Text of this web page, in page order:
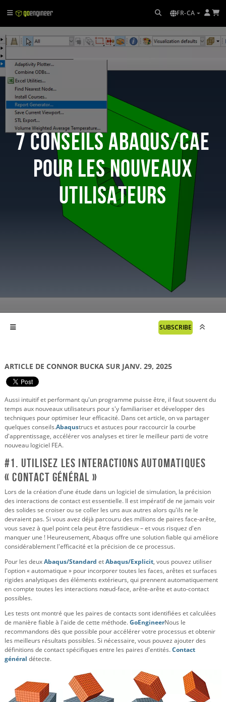
FR-CA
7 conseils Abaqus/CAE
pour les nouveaux
utilisateurs
SUBSCRIBE
ARTICLE DE CONNOR BUCKA SUR JANV. 29, 2025
Aussi intuitif et performant qu'un programme puisse être, il faut souvent du
temps aux nouveaux utilisateurs pour s'y familiariser et développer des
techniques pour optimiser leur efficacité. Dans cet article, on va partager
quelques conseils.Abaqustrucs et astuces pour raccourcir la courbe
d'apprentissage, accélérer vos analyses et tirer le meilleur parti de votre
nouveau logiciel FEA.
#1. Utilisez les interactions automatiques
« Contact général »
Lors de la création d'une étude dans un logiciel de simulation, la précision
des interactions de contact est essentielle. Il est impératif de ne jamais voir
des solides se croiser ou se coller les uns aux autres alors qu'ils ne le
devraient pas. Si vous avez déjà parcouru des millions de paires face-arête,
vous savez à quel point cela peut être fastidieux – et vous risquez d'en
manquer une ! Heureusement, Abaqus offre une solution fiable qui améliore
considérablement l'efficacité et la précision de ce processus.
Pour les deuxAbaqus/Standard etAbaqus/Explicit, vous pouvez utiliser
l'option « automatique » pour incorporer toutes les faces, arêtes et surfaces
rigides analytiques des éléments extérieurs, qui prennent automatiquement
en compte toutes les interactions nœud-face, arête-arête et auto-contact
possibles.
Les tests ont montré que les paires de contacts sont identifiées et calculées
de manière fiable à l'aide de cette méthode.GoEngineerNous le
recommandons dès que possible pour accélérer votre processus et obtenir
les meilleurs résultats possibles. Si nécessaire, vous pouvez ajouter des
définitions de contact spécifiques entre les paires d'entités.Contact
général détecte.